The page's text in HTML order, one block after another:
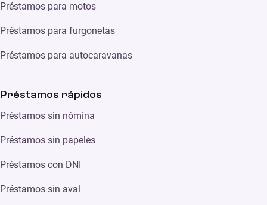
Préstamos para motos
Préstamos para furgonetas
Préstamos para autocaravanas
Préstamos rápidos
Préstamos sin nómina
Préstamos sin papeles
Préstamos con DNI
Préstamos sin aval